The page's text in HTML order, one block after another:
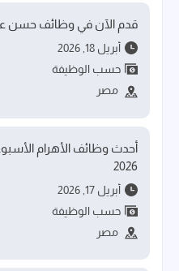
قدم الآن في وظائف حسن
أبريل 18, 2026
حسب الوظيفة
مصر
2026
أبريل 17, 2026
حسب الوظيفة
مصر